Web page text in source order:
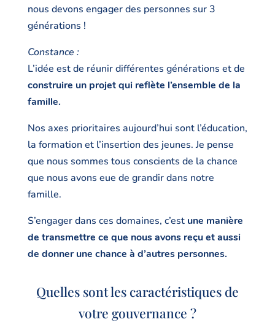
nous devons engager des personnes sur 3
générations !
Constance :
L’idée est de réunir différentes générations et de
construire un projet qui reflète l’ensemble de la
famille.
Nos axes prioritaires aujourd’hui sont l’éducation,
la formation et l’insertion des jeunes. Je pense
que nous sommes tous conscients de la chance
que nous avons eue de grandir dans notre
famille.
S’engager dans ces domaines, c’est une manière
de transmettre ce que nous avons reçu et aussi
de donner une chance à d’autres personnes.
Quelles sont les caractéristiques de
votre gouvernance ?